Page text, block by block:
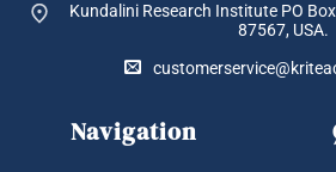
Kundalini Research Institute PO
87567, USA.
Navigation